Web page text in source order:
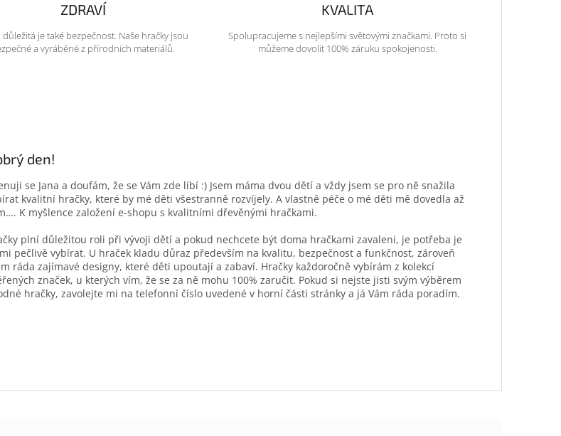
ZDRAVÍ
důležitá je také bezpečnost. Naše hračky jsou
a vyráběné z přírodních materiálů.
KVALITA
Spolupracujeme s nejlepšími světovými značkami. Proto si
můžeme dovolit 100% záruku spokojenosti.
den!
se Jana a doufám, že se Vám zde líbí :) Jsem máma dvou dětí a vždy jsem se pro ně snažila
kvalitní hračky, které by mé děti všestranně rozvíjely. A vlastně péče o mé děti mě dovedla až
K myšlence založení e-shopu s kvalitními dřevěnými hračkami.
plní důležitou roli při vývoji dětí a pokud nechcete být doma hračkami zavaleni, je potřeba je
pečlivě vybírat. U hraček kladu důraz především na kvalitu, bezpečnost a funkčnost, zároveň
ráda zajímavé designy, které děti upoutají a zabaví. Hračky každoročně vybírám z kolekcí
značek, u kterých vím, že se za ně mohu 100% zaručit. Pokud si nejste jisti svým výběrem
hračky, zavolejte mi na telefonní číslo uvedené v horní části stránky a já Vám ráda poradím.